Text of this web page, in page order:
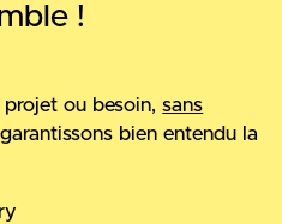
!
projet ou besoin,sans
bien entendu la